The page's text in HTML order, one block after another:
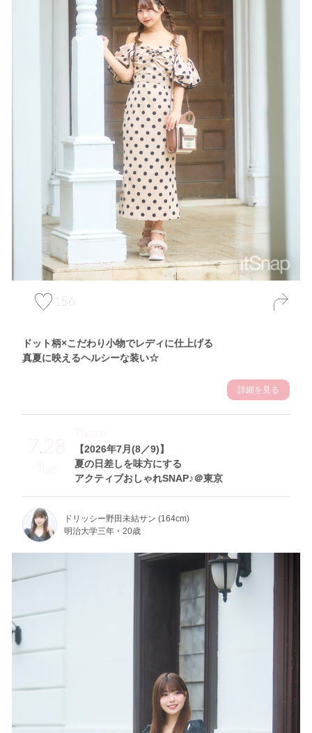
156
ドット柄×こだわり小物でレディに仕上げる
真夏に映えるヘルシーな装い☆
詳細を見る
7.28
Tue
【2026年7月(8／9)】
夏の日差しを味方にする
アクティブおしゃれSNAP♪＠東京
Theme
ドリッシー野田未結サン (164cm)
明治大学三年・20歳